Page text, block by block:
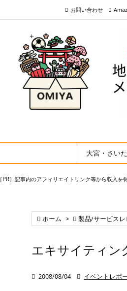
大宮・さい
お問い合わせ
［PR］記事内のアフィリエイトリンク等から収入を
 ホーム >  製品/サービスレ
エキサイティン
 2008/08/04  イベントレポ